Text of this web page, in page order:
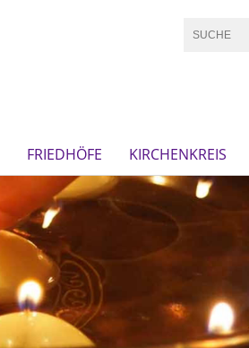
FRIEDHÖFE KIRCHENKREIS